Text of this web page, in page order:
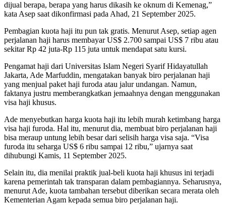
dijual berapa, berapa yang harus dikasih ke oknum di Kemenag,”
kata Asep saat dikonfirmasi pada Ahad, 21 September 2025.
Pembagian kuota haji itu pun tak gratis. Menurut Asep, setiap agen
perjalanan haji harus membayar US$ 2.700 sampai US$ 7 ribu atau
sekitar Rp 42 juta-Rp 115 juta untuk mendapat satu kursi.
Pengamat haji dari Universitas Islam Negeri Syarif Hidayatullah
Jakarta, Ade Marfuddin, mengatakan banyak biro perjalanan haji
yang menjual paket haji furoda atau jalur undangan. Namun,
faktanya justru memberangkatkan jemaahnya dengan menggunakan
visa haji khusus.
Ade menyebutkan harga kuota haji itu lebih murah ketimbang harga
visa haji furoda. Hal itu, menurut dia, membuat biro perjalanan haji
bisa meraup untung lebih besar dari selisih harga visa saja. “Visa
furoda itu seharga US$ 6 ribu sampai 12 ribu,” ujarnya saat
dihubungi Kamis, 11 September 2025.
Selain itu, dia menilai praktik jual-beli kuota haji khusus ini terjadi
karena pemerintah tak transparan dalam pembagiannya. Seharusnya,
menurut Ade, kuota tambahan tersebut diberikan secara merata oleh
Kementerian Agam kepada semua biro perjalanan haji.